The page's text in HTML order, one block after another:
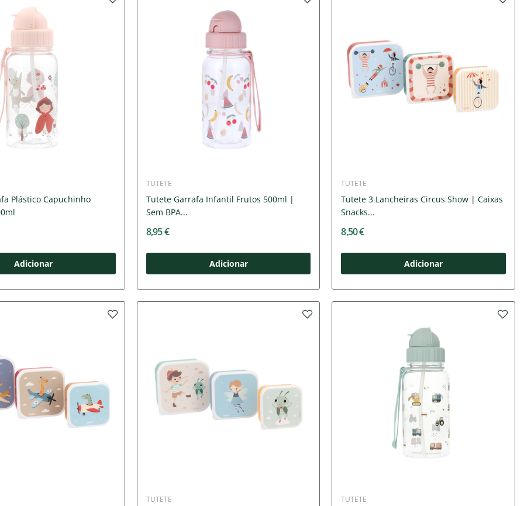
Plástico Capuchinho
Adicionar
TUTETE
Tutete Garrafa Infantil Frutos 500ml |
Sem BPA...
8,95 €
Adicionar
TUTETE
Tutete 3 Lancheiras Circus Show | Caixas
Snacks...
8,50 €
Adicionar
TUTETE TUTETE